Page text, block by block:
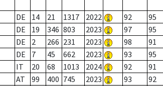
DE 14 21 1317 2022 92 95
DE 19 346 803 2023 97 95
DE 2 266 231 2023 98 91
DE 7 45 662 2023 93 95
IT 20 68 1013 2024 92 91
AT 99 400 745 2023 93 92